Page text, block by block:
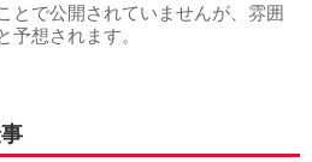
とで公開されていませんが、雰囲
予想されます。